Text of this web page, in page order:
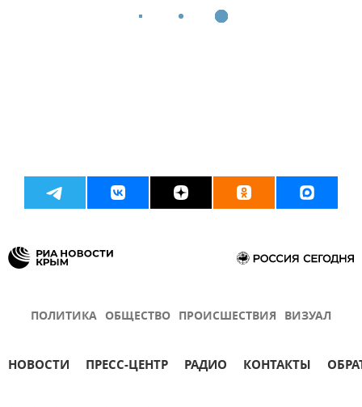
ПОЛИТИКА ОБЩЕСТВО ПРОИСШЕСТВИЯ ВИЗУАЛ
НОВОСТИ ПРЕСС-ЦЕНТР РАДИО КОНТАКТЫ